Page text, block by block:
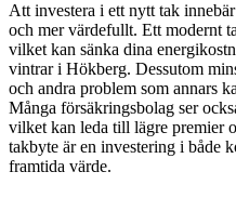
Att investera i ett nytt tak
och mer värdefullt. Ett modernt
vilket kan sänka dina
vintrar i Hökberg. Dessutom
och andra problem som annars
Många försäkringsbolag ser
vilket kan leda till lägre premier
takbyte är en investering i både
framtida värde.